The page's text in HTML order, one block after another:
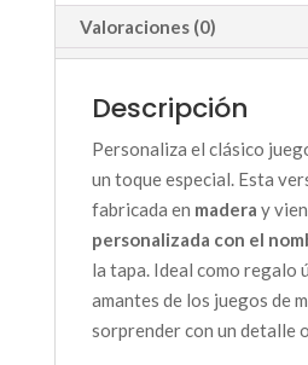
Valoraciones (0)
Descripción
Personaliza el clásico
un toque especial. Esta
fabricada en madera y
personalizada con el
la tapa. Ideal como regalo
amantes de los juegos de
sorprender con un detalle